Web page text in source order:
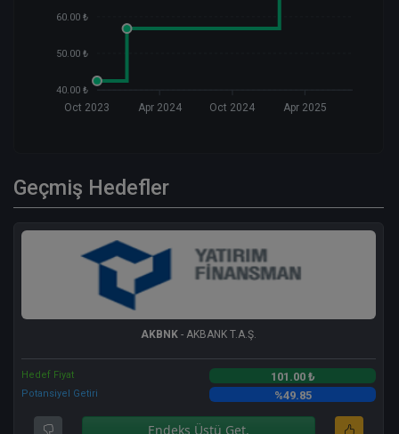
60.00 ₺
50.00 ₺
40.00 ₺
Oct 2023 Apr 2024 Oct 2024 Apr 2025
Geçmiş Hedefler
AKBNK - AKBANK T.A.Ş.
Hedef Fiyat 101.00 ₺
Potansiyel Getiri %49.85
Endeks Üstü Get.